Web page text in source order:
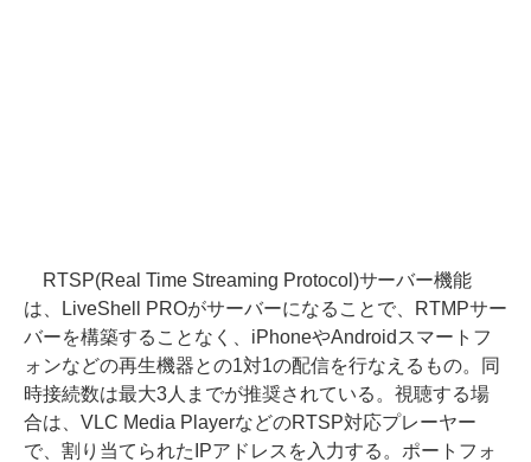
RTSP(Real Time Streaming Protocol)サーバー機能
は、LiveShell PROがサーバーになることで、RTMPサー
バーを構築することなく、iPhoneやAndroidスマートフ
ォンなどの再生機器との1対1の配信を行なえるもの。同
時接続数は最大3人までが推奨されている。視聴する場
合は、VLC Media PlayerなどのRTSP対応プレーヤー
で、割り当てられたIPアドレスを入力する。ポートフォ